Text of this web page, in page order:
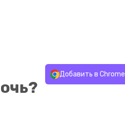
Добавить в Chrome